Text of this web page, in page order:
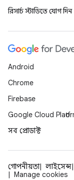
রিসার্চ স্টাডিতে যোগ দিন
Android
Chrome
Firebase
Google Cloud
সব প্রোডাক্ট
গোপনীয়তা লাইসেন্স
Manage cookies